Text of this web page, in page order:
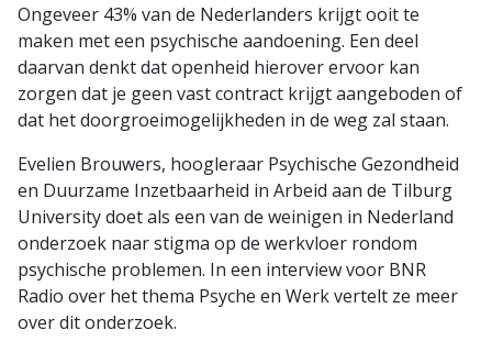
Ongeveer 43% van de Nederlanders krijgt ooit te
maken met een psychische aandoening. Een deel
daarvan denkt dat openheid hierover ervoor kan
zorgen dat je geen vast contract krijgt aangeboden of
dat het doorgroeimogelijkheden in de weg zal staan.
Evelien Brouwers, hoogleraar Psychische Gezondheid
en Duurzame Inzetbaarheid in Arbeid aan de Tilburg
University doet als een van de weinigen in Nederland
onderzoek naar stigma op de werkvloer rondom
psychische problemen. In een interview voor BNR
Radio over het thema Psyche en Werk vertelt ze meer
over dit onderzoek.